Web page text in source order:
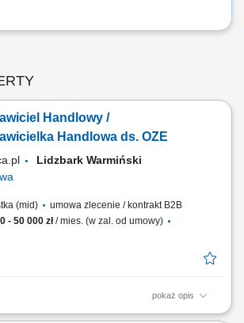
Handlowy /
Handlowa ds. OZE
Lidzbark Warmiński
(mid)
umowa zlecenie / kontrakt B2B
- 50 000 zł/ mies. (w zal. od umowy)
pokaż opis
zakresie nowoczesnych rozwiązań z obszaru